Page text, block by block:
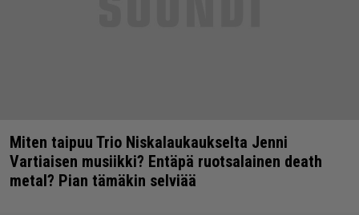
Miten taipuu Trio Niskalaukaukselta Jenni
Vartiaisen musiikki? Entäpä ruotsalainen death
metal? Pian tämäkin selviää